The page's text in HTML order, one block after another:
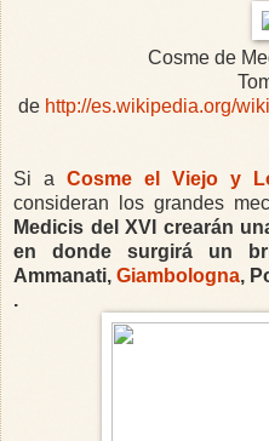
Cosme de
de http://es.wikipedia.org/
Si a Cosme el Viejo y
consideran los grandes
Medicis del XVI crearán
en donde surgirá un
Ammanati, Giambologna,
.